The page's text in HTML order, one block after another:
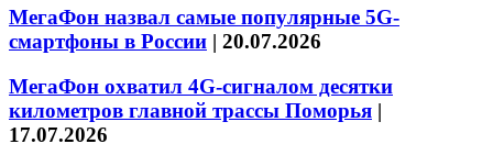
МегаФон назвал самые популярные 5G-
смартфоны в России | 20.07.2026
МегаФон охватил 4G-сигналом десятки
километров главной трассы Поморья |
17.07.2026